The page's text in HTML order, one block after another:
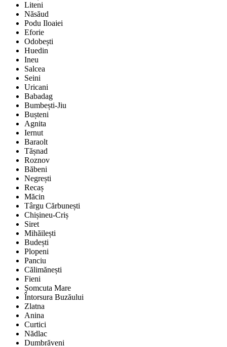
Liteni
Năsăud
Podu Iloaiei
Eforie
Odobești
Huedin
Ineu
Salcea
Seini
Uricani
Babadag
Bumbești-Jiu
Bușteni
Agnita
Iernut
Baraolt
Tășnad
Roznov
Băbeni
Negrești
Recaș
Măcin
Târgu Cărbunești
Chișineu-Criș
Siret
Mihăilești
Budești
Plopeni
Panciu
Călimănești
Fieni
Șomcuta Mare
Întorsura Buzăului
Zlatna
Anina
Curtici
Nădlac
Dumbrăveni